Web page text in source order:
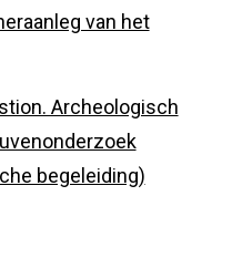
van het
Archeologisch
begeleiding)